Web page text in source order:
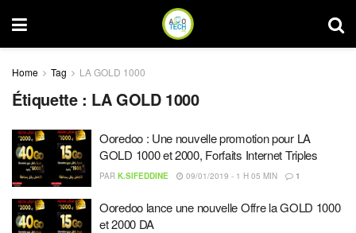
Home Tag LA GOLD 1000
Étiquette : LA GOLD 1000
Ooredoo : Une nouvelle promotion pour LA
GOLD 1000 et 2000, Forfaits Internet Triples
PAR K.SIFEDDINE 09/01/2019 - 1 H 05 MIN 1
Ooredoo lance une nouvelle Offre la GOLD 1000
et 2000 DA